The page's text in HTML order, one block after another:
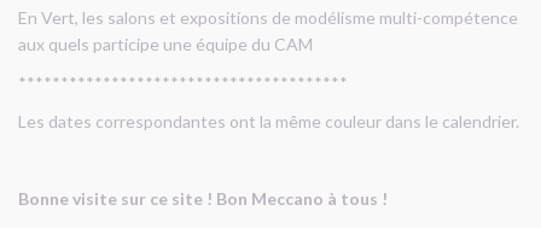
En Vert, les salons et expositions de modélisme multi-compétence
aux quels participe une équipe du CAM
***************************************
Les dates correspondantes ont la même couleur dans le calendrier.
Bonne visite sur ce site ! Bon Meccano à tous !